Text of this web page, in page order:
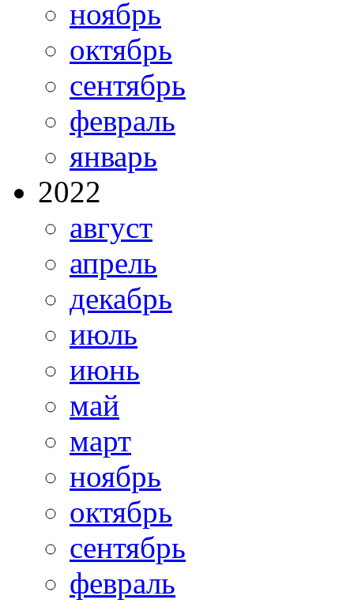
ноябрь
октябрь
сентябрь
февраль
январь
2022
август
апрель
декабрь
июль
июнь
май
март
ноябрь
октябрь
сентябрь
февраль